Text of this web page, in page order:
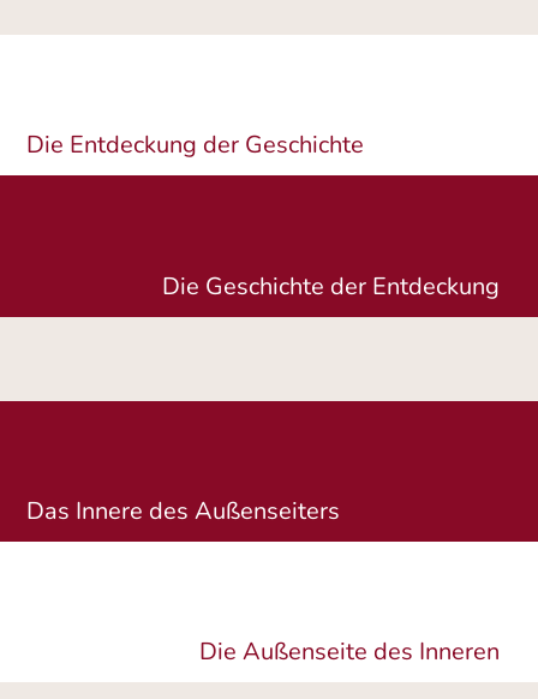
Die Entdeckung der Geschichte
Die Geschichte der Entdeckung
Das Innere des Außenseiters
Die Außenseite des Inneren